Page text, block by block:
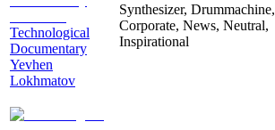
Technological
Documentary
Yevhen
Lokhmatov
Synthesizer, Drummachine,
Corporate, News, Neutral,
Inspirational